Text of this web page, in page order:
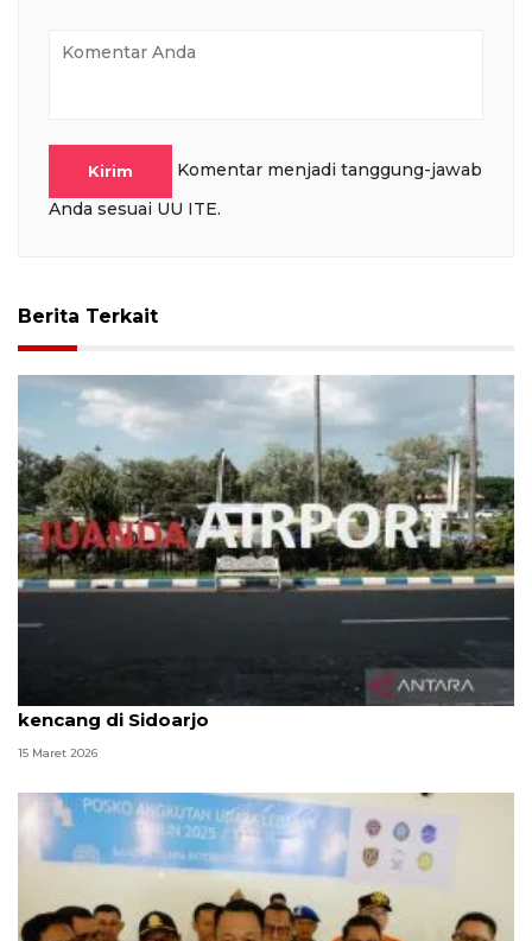
Kirim
Komentar menjadi tanggung-jawab
Anda sesuai UU ITE.
Berita Terkait
Bandara Juanda: 15 penerbangan terdampak angin
kencang di Sidoarjo
15 Maret 2026